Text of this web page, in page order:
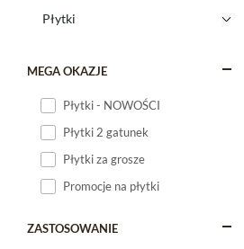
MEGA OKAZJE
Płytki - NOWOŚCI
Płytki 2 gatunek
Płytki za grosze
Promocje na płytki
ZASTOSOWANIE